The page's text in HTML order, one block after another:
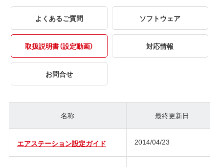
よくあるご質問 ソフトウェア
取扱説明書（設定動画） 対応情報
お問合せ
名称 最終更新日
エアステーション設定ガイド 2014/04/23